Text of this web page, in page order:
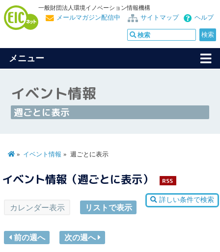
一般財団法人環境イノベーション情報機構
ヘルプ
サイトマップ
メールマガジン配信中
メニュー
イベント情報
週ごとに表示
イベント情報 週ごとに表示
イベント情報（週ごとに表示） RSS
詳しい条件で検索
カレンダー表示 リストで表示
前の週へ 次の週へ